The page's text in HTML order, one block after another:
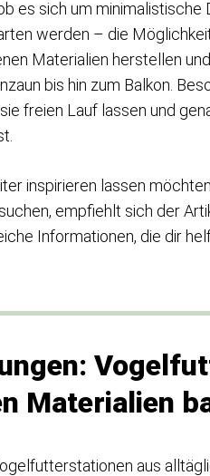
es sich um
werden – die
Materialien herstellen
bis hin zum Balkon.
freien Lauf lassen und
inspirieren lassen
empfiehlt sich der
Informationen, die dir
Materialien
aus